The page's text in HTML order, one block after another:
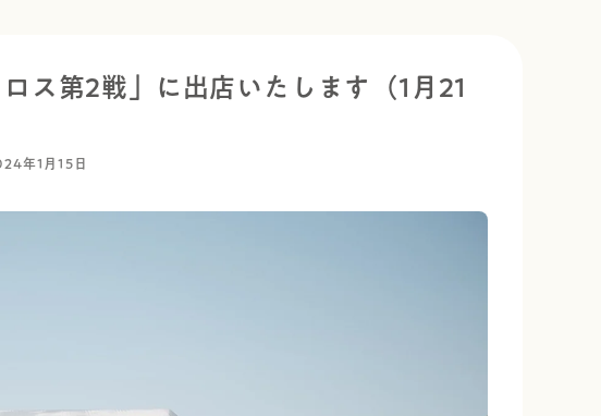
ス第2戦」に出店いたします（1月21
年1月15日